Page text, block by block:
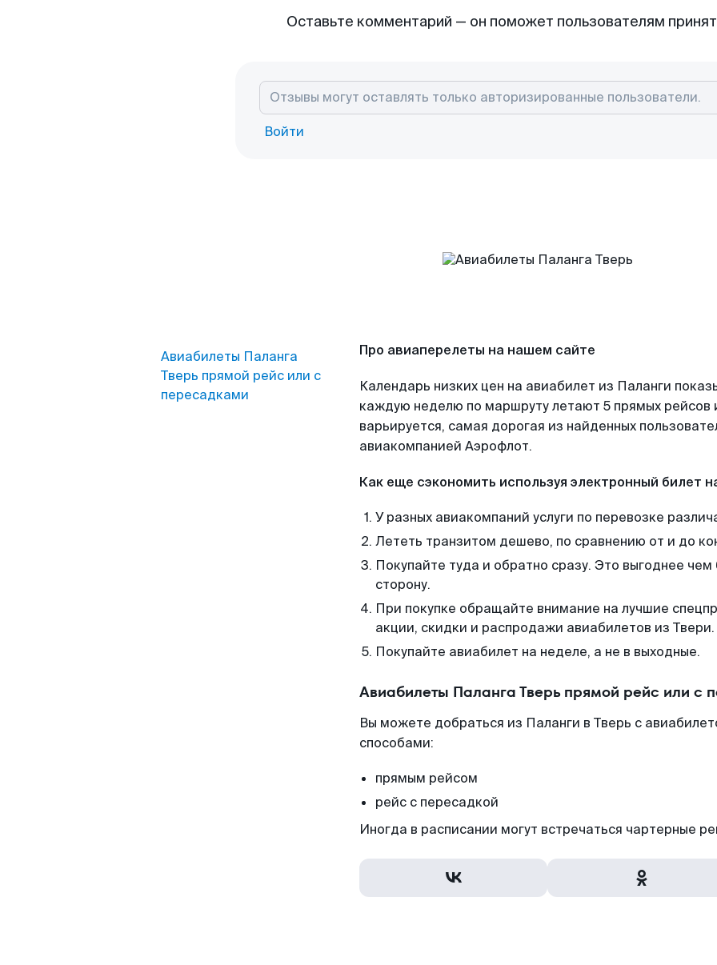
Оставьте комментарий — он поможет пользователям
Войти
Авиабилеты Паланга
Тверь прямой рейс или с
пересадками
Про авиаперелеты на нашем сайте
Календарь низких цен на авиабилет из Паланги
каждую неделю по маршруту летают 5 прямых рейсов
варьируется, самая дорогая из найденных
авиакомпанией Аэрофлот.
Как еще сэкономить используя электронный билет
У разных авиакомпаний услуги по перевозке
Лететь транзитом дешево, по сравнению от и до
Покупайте туда и обратно сразу. Это выгоднее
сторону.
При покупке обращайте внимание на лучшие
акции, скидки и распродажи авиабилетов из Твери.
Покупайте авиабилет на неделе, а не в выходные.
Авиабилеты Паланга Тверь прямой рейс или с
Вы можете добраться из Паланги в Тверь с
способами:
прямым рейсом
рейс с пересадкой
Иногда в расписании могут встречаться чартерные